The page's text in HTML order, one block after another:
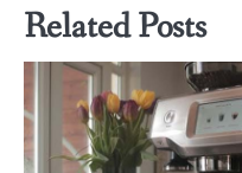
Related Posts